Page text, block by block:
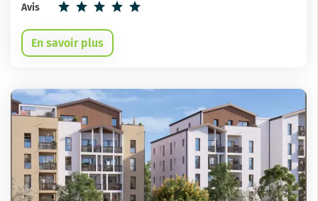
Avis
En savoir plus